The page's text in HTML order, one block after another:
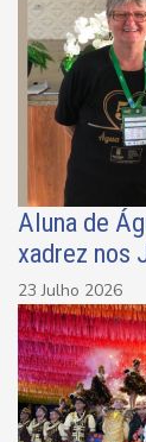
Aluna de
xadrez nos
23 Julho 2026